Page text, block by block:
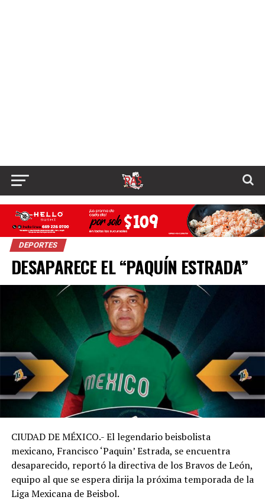
DEPORTES
DESAPARECE EL “PAQUÍN ESTRADA”
CIUDAD DE MÉXICO.- El legendario beisbolista
mexicano, Francisco ‘Paquin’ Estrada, se encuentra
desaparecido, reportó la directiva de los Bravos de León,
equipo al que se espera dirija la próxima temporada de la
Liga Mexicana de Beisbol.